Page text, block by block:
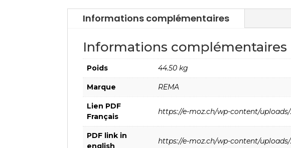
Informations complémentaires
Informations complémentaires
Poids 44.50 kg
Marque REMA
Lien PDF
Français
https://e-moz.ch/wp-content/uploads/
PDF link in
english
https://e-moz.ch/wp-content/uploads/